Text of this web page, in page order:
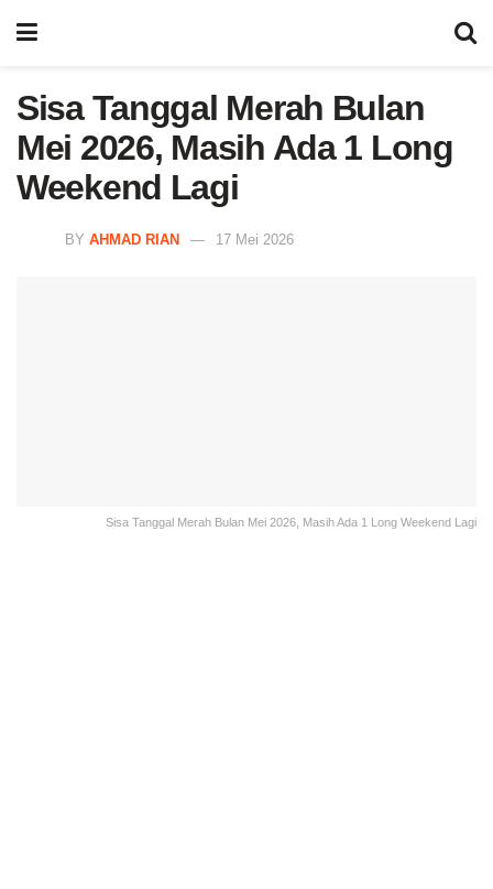
Sisa Tanggal Merah Bulan
Mei 2026, Masih Ada 1 Long
Weekend Lagi
BY AHMAD RIAN 17 Mei 2026
Sisa Tanggal Merah Bulan Mei 2026, Masih Ada 1 Long Weekend Lagi